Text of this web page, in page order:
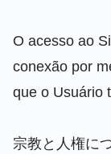
O acesso ao
conexão por
que o Usuário
宗教と人権に